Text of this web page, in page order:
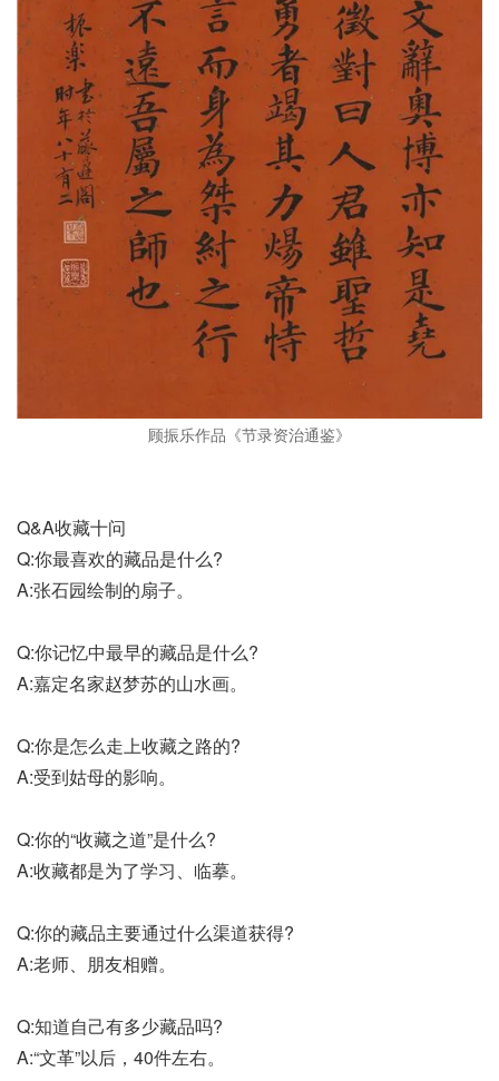
顾振乐作品《节录资治通鉴》
Q&A收藏十问
Q:你最喜欢的藏品是什么?
A:张石园绘制的扇子。
Q:你记忆中最早的藏品是什么?
A:嘉定名家赵梦苏的山水画。
Q:你是怎么走上收藏之路的?
A:受到姑母的影响。
Q:你的“收藏之道”是什么?
A:收藏都是为了学习、临摹。
Q:你的藏品主要通过什么渠道获得?
A:老师、朋友相赠。
Q:知道自己有多少藏品吗?
A:“文革”以后，40件左右。